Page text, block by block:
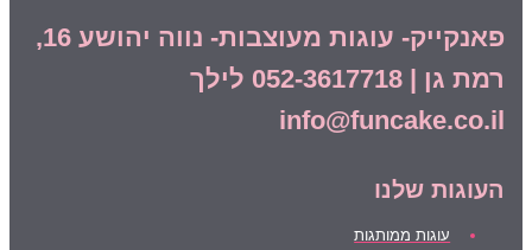
פאנקייק- עוגות מעוצבות- נווה יהושע 16,
רמת גן | 052-3617718 לילך
info@funcake.co.il
העוגות שלנו
עוגות ממותגות